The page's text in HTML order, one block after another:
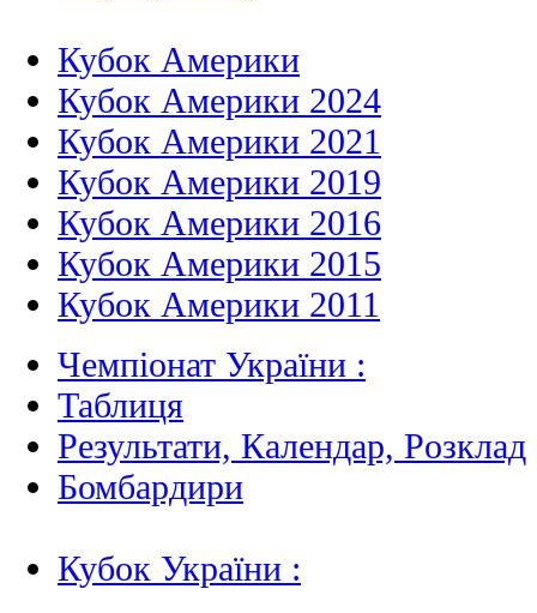
Кубок Америки
Кубок Америки 2024
Кубок Америки 2021
Кубок Америки 2019
Кубок Америки 2016
Кубок Америки 2015
Кубок Америки 2011
Чемпіонат України :
Таблиця
Результати, Календар, Poзклад
Бомбардири
Кубок України :